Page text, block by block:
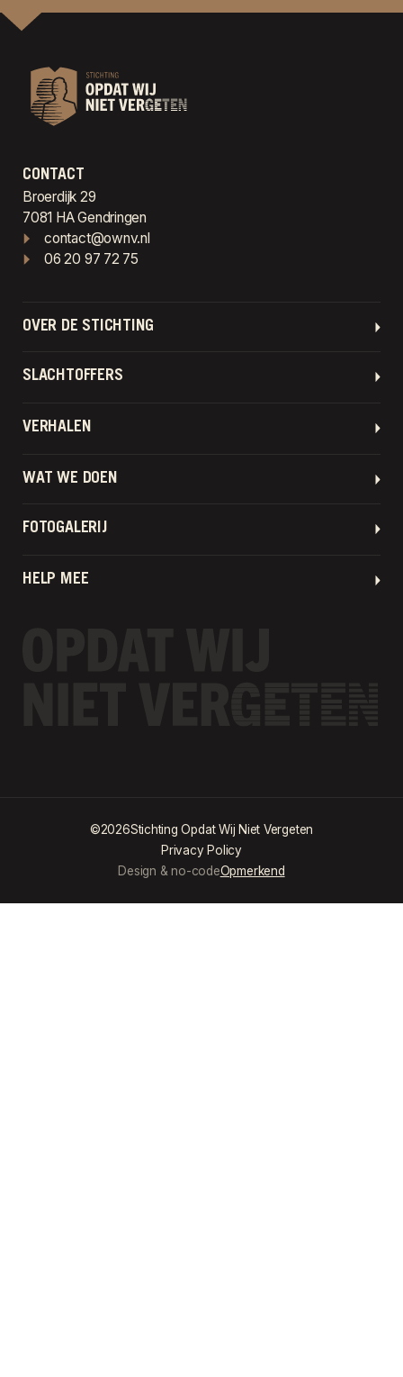
CONTACT
Broerdijk 29
7081 HA Gendringen
contact@ownv.nl
06 20 97 72 75
OVER DE STICHTING
SLACHTOFFERS
VERHALEN
WAT WE DOEN
FOTOGALERIJ
HELP MEE
©2026Stichting Opdat Wij Niet Vergeten
Privacy Policy
Design & no-codeOpmerkend